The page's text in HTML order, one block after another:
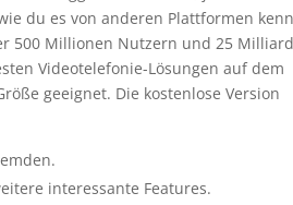
du es von anderen Plattformen
500 Millionen Nutzern und 25
Videotelefonie-Lösungen auf dem
geeignet. Die kostenlose Version
interessante Features.